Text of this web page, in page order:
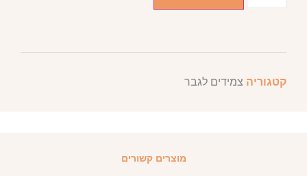
קטגוריה צמידים לגבר
מוצרים קשורים